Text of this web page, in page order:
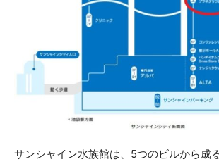
サンシャイン水族館は、5つのビルから成